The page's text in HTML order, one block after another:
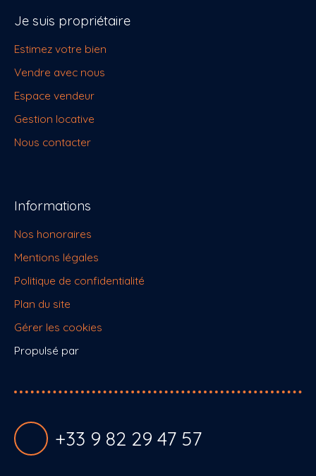
Je suis propriétaire
Estimez votre bien
Vendre avec nous
Espace vendeur
Gestion locative
Nous contacter
Informations
Nos honoraires
Mentions légales
Politique de confidentialité
Plan du site
Gérer les cookies
Propulsé par
+33 9 82 29 47 57